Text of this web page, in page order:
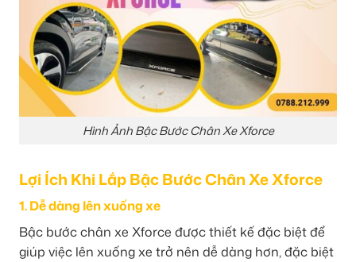
Hình Ảnh Bậc Bước Chân Xe Xforce
Lợi Ích Khi Lắp Bậc Bước Chân Xe Xforce
1. Dễ dàng lên xuống xe
Bậc bước chân xe Xforce được thiết kế đặc biệt để
giúp việc lên xuống xe trở nên dễ dàng hơn, đặc biệt